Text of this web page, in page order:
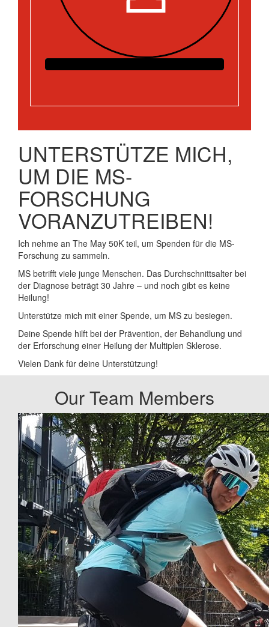
UNTERSTÜTZE MICH,
UM DIE MS-
FORSCHUNG
VORANZUTREIBEN!
Ich nehme an The May 50K teil, um Spenden für die MS-
Forschung zu sammeln.
MS betrifft viele junge Menschen. Das Durchschnittsalter bei
der Diagnose beträgt 30 Jahre – und noch gibt es keine
Heilung!
Unterstütze mich mit einer Spende, um MS zu besiegen.
Deine Spende hilft bei der Prävention, der Behandlung und
der Erforschung einer Heilung der Multiplen Sklerose.
Vielen Dank für deine Unterstützung!
Our Team Members